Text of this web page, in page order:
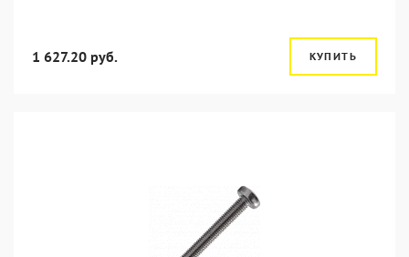
1 627.20 руб. КУПИТЬ